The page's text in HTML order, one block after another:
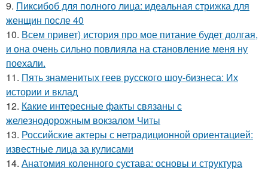
9. Пиксибоб для полного лица: идеальная стрижка для
женщин после 40
10. Всем привет) история про мое питание будет долгая,
и она очень сильно повлияла на становление меня ну
поехали.
11. Пять знаменитых геев русского шоу-бизнеса: Их
истории и вклад
12. Какие интересные факты связаны с
железнодорожным вокзалом Читы
13. Российские актеры с нетрадиционной ориентацией:
известные лица за кулисами
14. Анатомия коленного сустава: основы и структура